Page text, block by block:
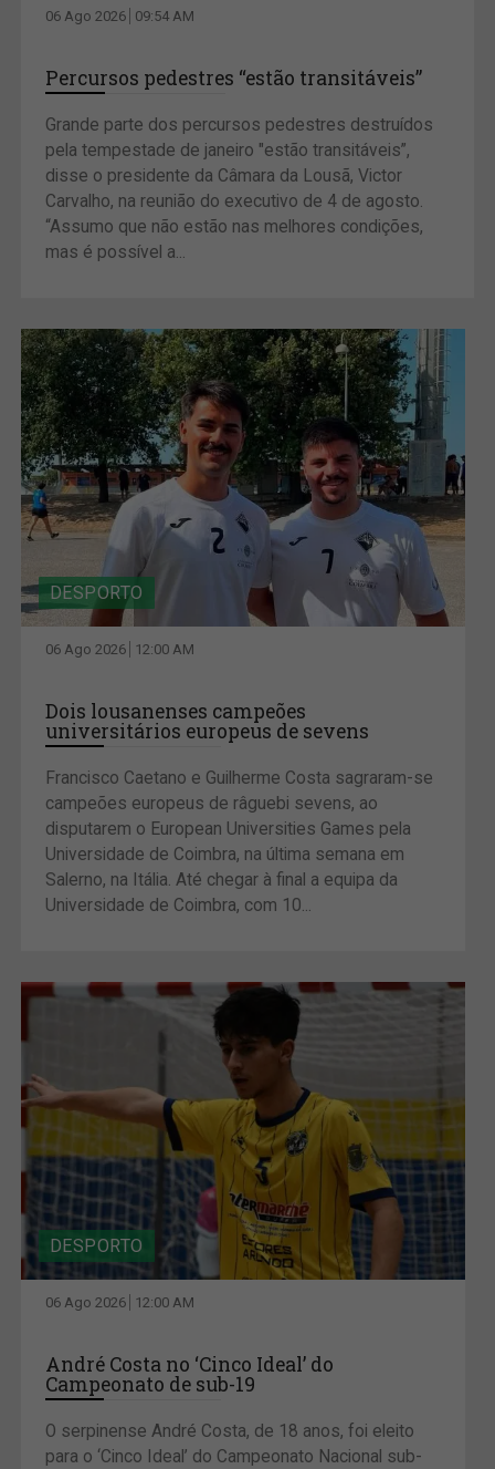
06 Ago 2026 09:54 AM
Percursos pedestres “estão transitáveis”
Grande parte dos percursos pedestres destruídos
pela tempestade de janeiro "estão transitáveis”,
disse o presidente da Câmara da Lousã, Victor
Carvalho, na reunião do executivo de 4 de agosto.
“Assumo que não estão nas melhores condições,
mas é possível a...
DESPORTO
06 Ago 2026 12:00 AM
Dois lousanenses campeões
universitários europeus de sevens
Francisco Caetano e Guilherme Costa sagraram-se
campeões europeus de râguebi sevens, ao
disputarem o European Universities Games pela
Universidade de Coimbra, na última semana em
Salerno, na Itália. Até chegar à final a equipa da
Universidade de Coimbra, com 10...
DESPORTO
06 Ago 2026 12:00 AM
André Costa no ‘Cinco Ideal’ do
Campeonato de sub-19
O serpinense André Costa, de 18 anos, foi eleito
para o ‘Cinco Ideal’ do Campeonato Nacional sub-